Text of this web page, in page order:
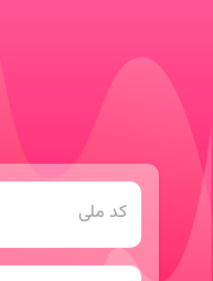
کد ملی